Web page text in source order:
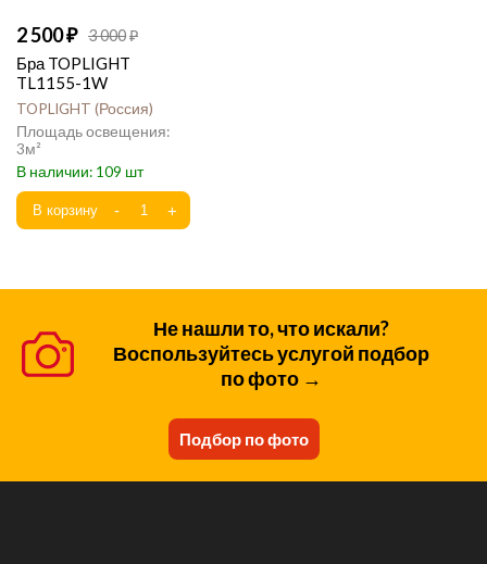
2 500 3 000
Бра TOPLIGHT
TL1155-1W
TOPLIGHT Россия
3
109
Не нашли то, что искали?
Воспользуйтесь услугой подбор
по фото →
Подбор по фото